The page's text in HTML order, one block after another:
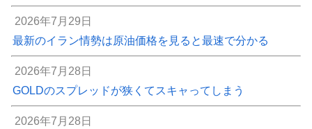
2026年7月29日
最新のイラン情勢は原油価格を見ると最速で分かる
2026年7月28日
GOLDのスプレッドが狭くてスキャってしまう
2026年7月28日